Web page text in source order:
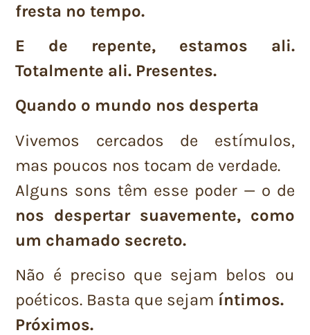
fresta no tempo.
E de repente, estamos ali.
Totalmente ali. Presentes.
Quando o mundo nos desperta
Vivemos cercados de estímulos,
mas poucos nos tocam de verdade.
Alguns sons têm esse poder — o de
nos despertar suavemente, como
um chamado secreto.
Não é preciso que sejam belos ou
poéticos. Basta que sejam íntimos.
Próximos.